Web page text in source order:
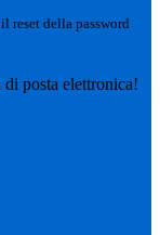
reset della password
posta elettronica!